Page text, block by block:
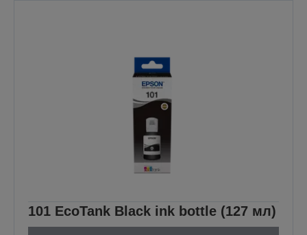
101 EcoTank Black ink bottle (127 мл)